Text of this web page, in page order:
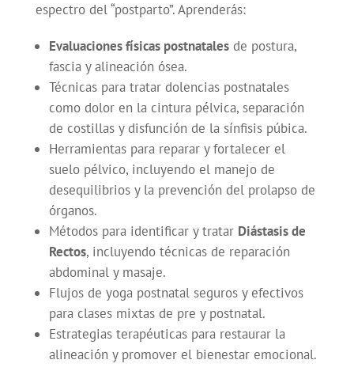
espectro del “postparto”. Aprenderás:
Evaluaciones físicas postnatalesde postura,
fascia y alineación ósea.
Técnicas para tratar dolencias postnatales
como dolor en la cintura pélvica, separación
de costillas y disfunción de la sínfisis púbica.
Herramientas para reparar y fortalecer el
suelo pélvico, incluyendo el manejo de
desequilibrios y la prevención del prolapso de
órganos.
Métodos para identificar y tratar Diástasis de
Rectos, incluyendo técnicas de reparación
abdominal y masaje.
Flujos de yoga postnatal seguros y efectivos
para clases mixtas de pre y postnatal.
Estrategias terapéuticas para restaurar la
alineación y promover el bienestar emocional.